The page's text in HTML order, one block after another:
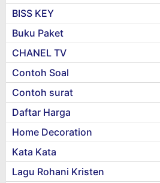
BISS KEY
Buku Paket
CHANEL TV
Contoh Soal
Contoh surat
Daftar Harga
Home Decoration
Kata Kata
Lagu Rohani Kristen